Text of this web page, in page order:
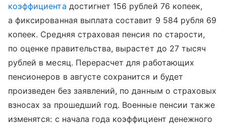
коэффициента достигнет 156 рублей 76 копеек,
а фиксированная выплата составит 9 584 рубля 69
копеек. Средняя страховая пенсия по старости,
по оценке правительства, вырастет до 27 тысяч
рублей в месяц. Перерасчет для работающих
пенсионеров в августе сохранится и будет
произведен без заявлений, по данным о страховых
взносах за прошедший год. Военные пенсии также
изменятся: с начала года коэффициент денежного